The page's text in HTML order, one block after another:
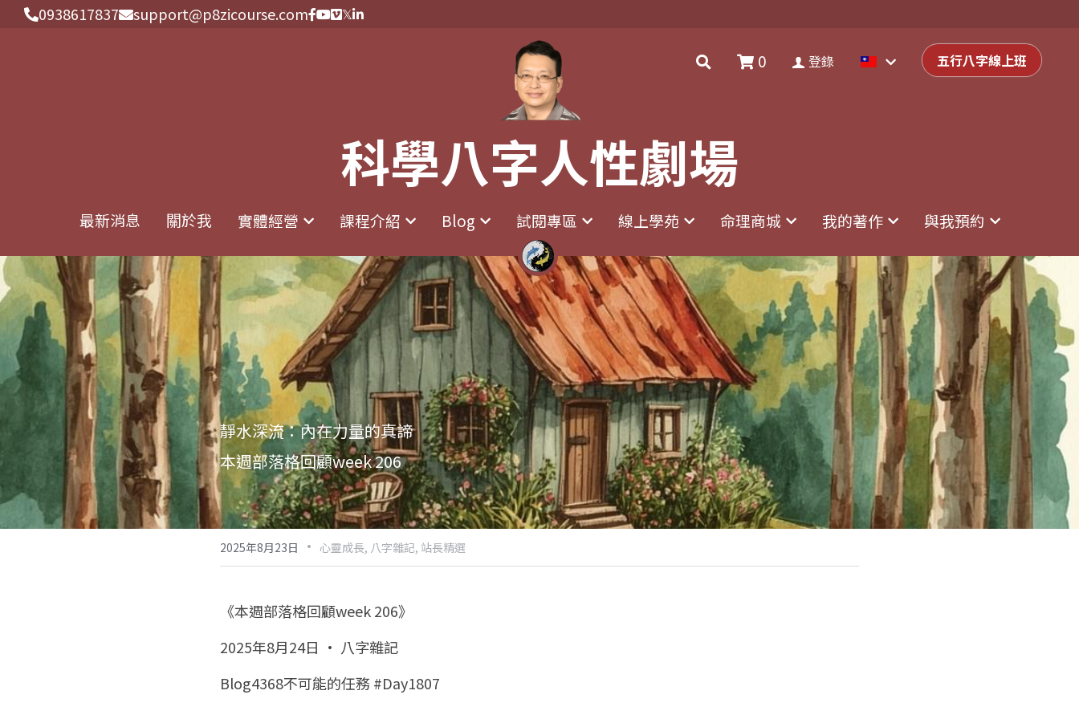
0938617837 support@p8zicourse.com
科學八字人性劇場
最新消息 關於我 實體經營 課程介紹 Blog 試閱專區 線上學苑 命理商城 我的著作 與我預約
0 登錄 五行八字線上班
0938617837 support@p8zicourse.com
科學八字人性劇場
最新消息 關於我 實體經營 課程介紹 Blog 試閱專區 線上學苑 命理商城 我的著作 與我預約
0 登錄 五行八字線上班
靜水深流：內在力量的真諦
本週部落格回顧week 206
2025年8月23日 · 心靈成長, 八字雜記, 站長精選
《本週部落格回顧week 206》
2025年8月24日 · 八字雜記
Blog4368不可能的任務 #Day1807